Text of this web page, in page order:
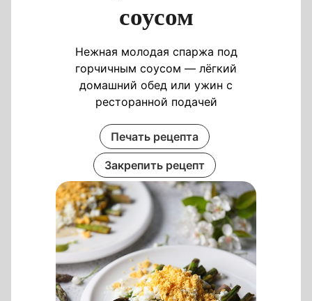
соусом
Нежная молодая спаржа под
горчичным соусом — лёгкий
домашний обед или ужин с
ресторанной подачей
Печать рецепта
Закрепить рецепт